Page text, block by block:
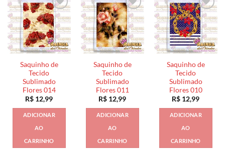
Saquinho de
Tecido
Sublimado
Flores 014
R$ 12,99
ADICIONAR
AO
CARRINHO
Saquinho de
Tecido
Sublimado
Flores 011
R$ 12,99
ADICIONAR
AO
CARRINHO
Saquinho de
Tecido
Sublimado
Flores 010
R$ 12,99
ADICIONAR
AO
CARRINHO